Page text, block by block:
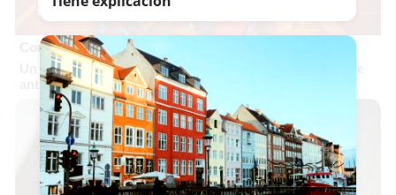
Corepunk MMORPG
Un verdadero MMORPG de la vieja escuela ¡Cómo los de
antes, pero mejor!